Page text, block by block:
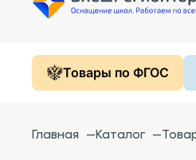
Товары по ФГОС
Главная —Каталог —